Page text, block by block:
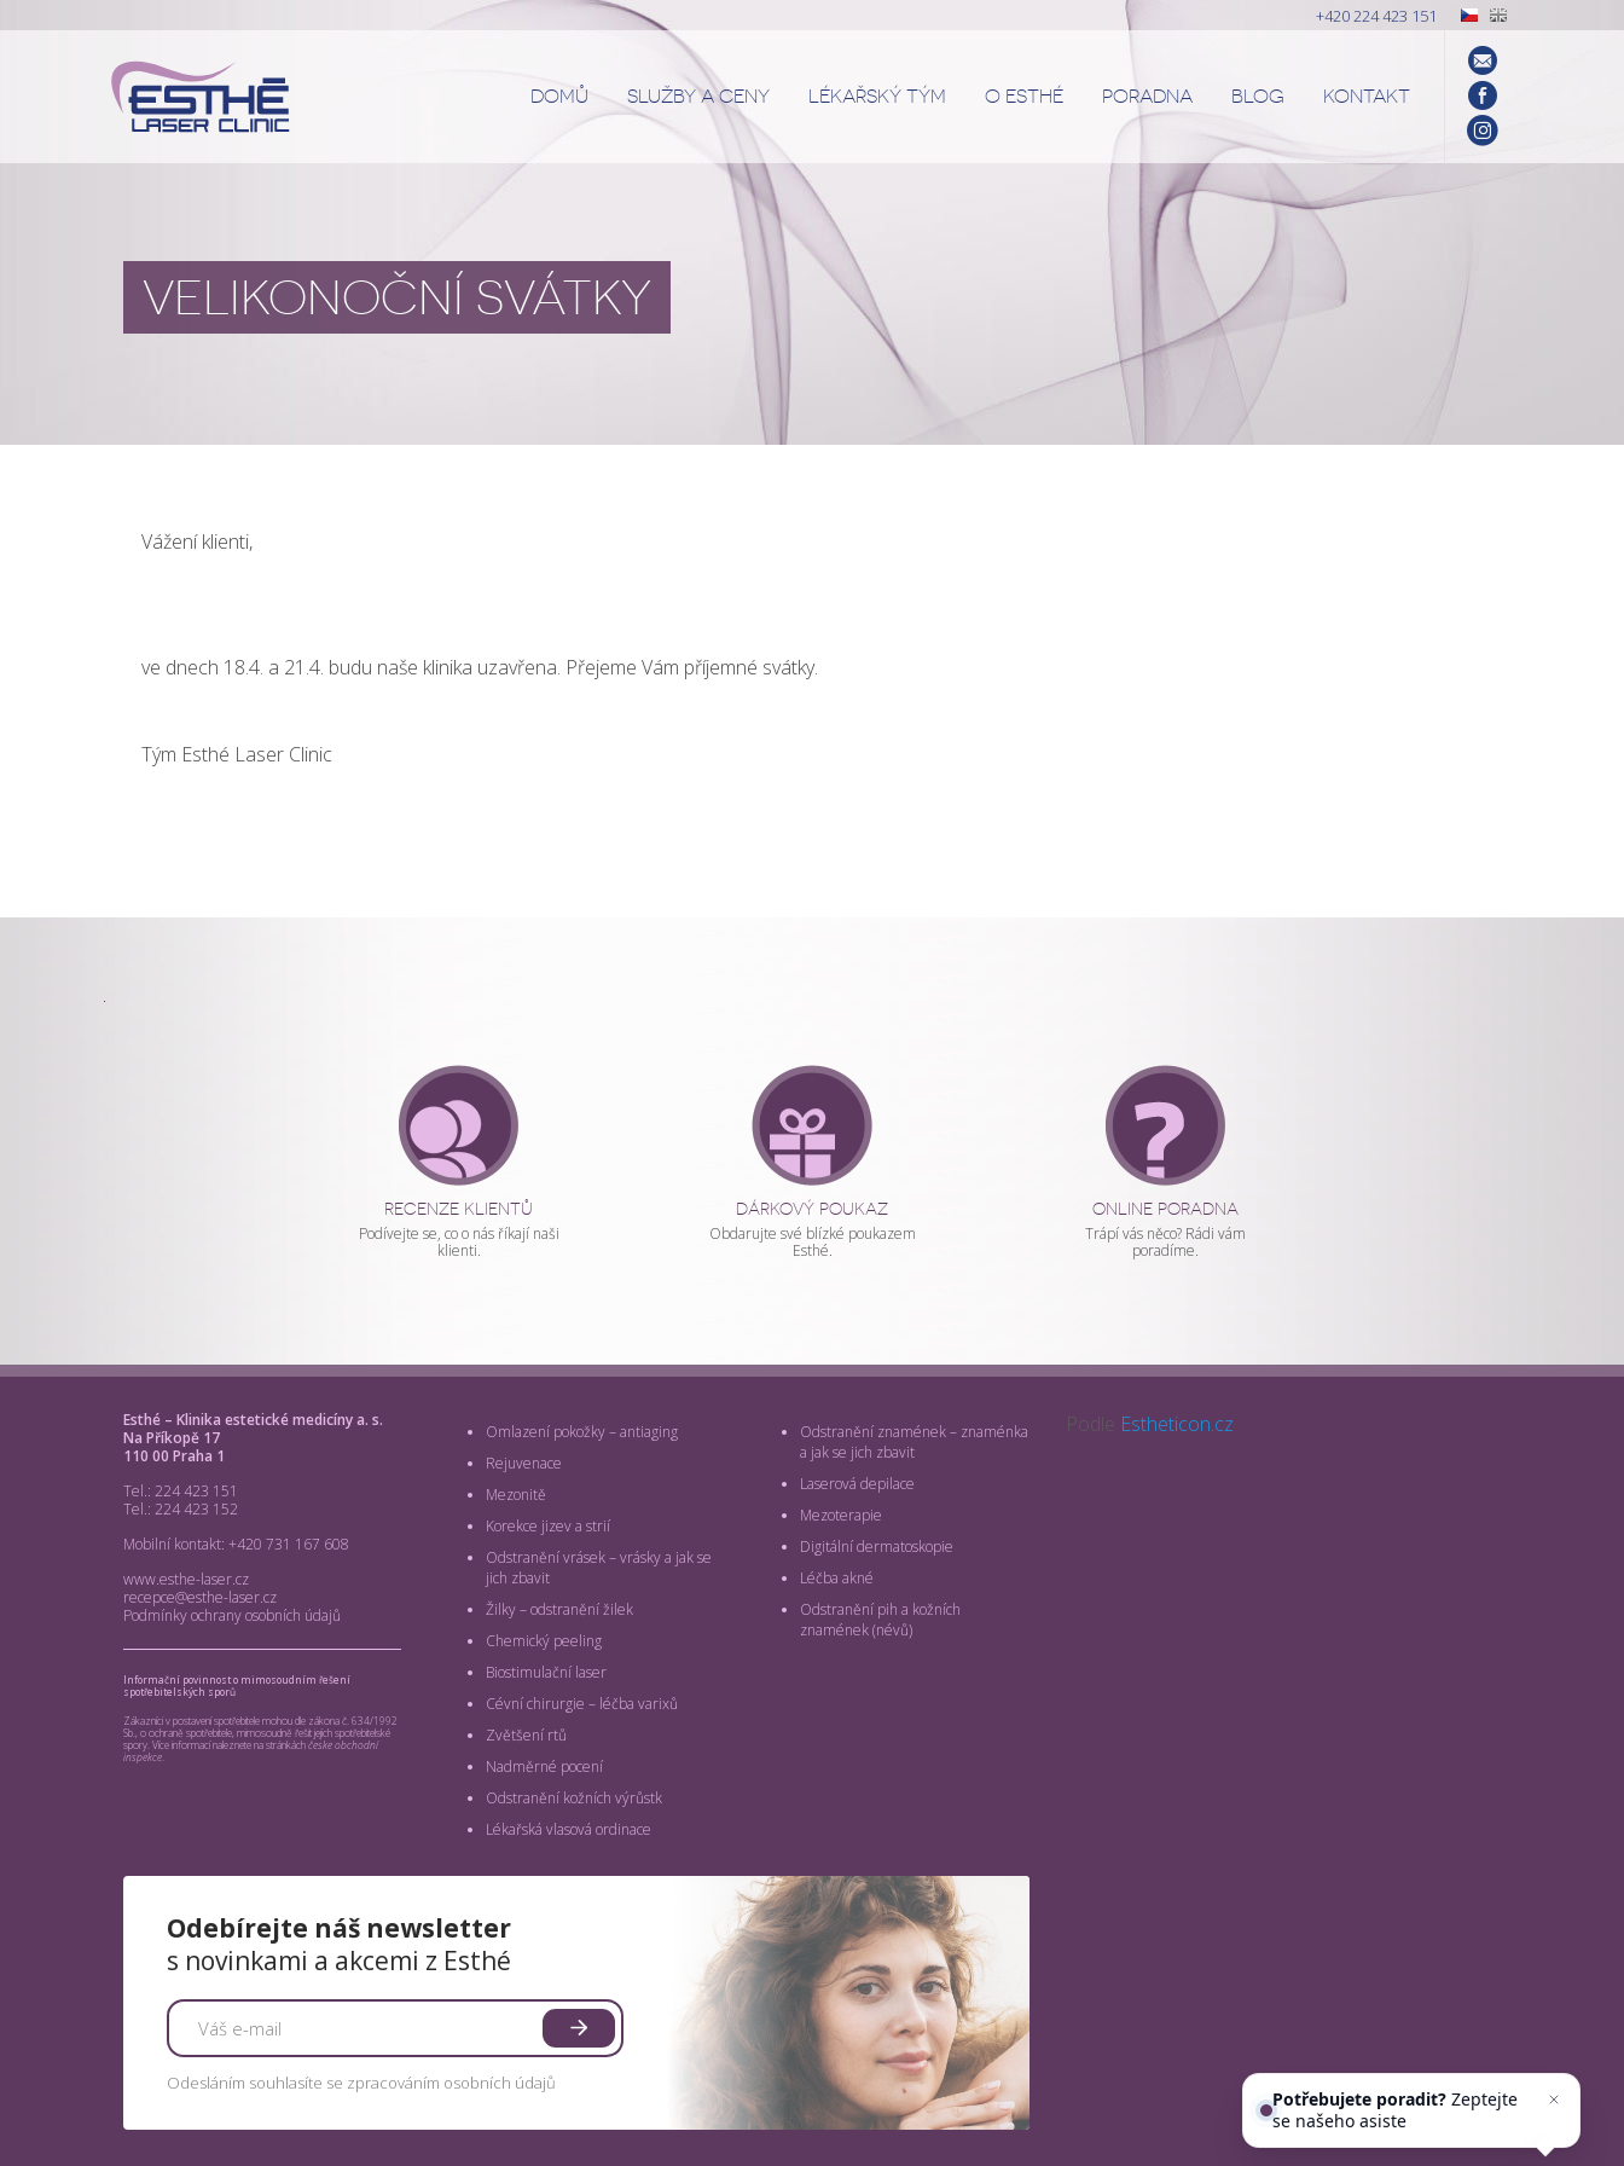
VELIKONOČNÍ SVÁTKY
Vážení klienti,
ve dnech 18.4. a 21.4. budu naše klinika uzavřena. Přejeme Vám příjemné svátky.
Tým Esthé Laser Clinic
PORADNA
RECENZE KLIENTŮ
Podívejte se, co o nás říkají naši
klienti.
DÁRKOVÝ POUKAZ
Obdarujte své blízké poukazem
Esthé.
ONLINE PORADNA
Trápí vás něco? Rádi vám
poradíme.
Esthé – Klinika estetické medicíny a. s.
Na Příkopě 17
110 00 Praha 1
Tel.: 224 423 151
Tel.: 224 423 152
Mobilní kontakt: +420 731 167 608
www.esthe-laser.cz
recepce@esthe-laser.cz
Podmínky ochrany osobních údajů
Informační povinnost o mimosoudním řešení
spotřebitelských sporů
Zákazníci v postavení spotřebitele mohou dle zákona č. 634/1992
Sb., o ochraně spotřebitele, mimosoudně řešit jejich spotřebitelské
spory. Více informací naleznete na stránkáchčeske obchodní
inspekce
Omlazení pokožky – antiaging
Rejuvenace
Mezonitě
Korekce jizev a strií
Odstranění vrásek – vrásky a jak se
jich zbavit
Žilky – odstranění žilek
Chemický peeling
Biostimulační laser
Cévní chirurgie – léčba varixů
Zvětšení rtů
Nadměrné pocení
Odstranění kožních výrůstk
Lékařská vlasová ordinace
Odstranění znamének – znaménka
a jak se jich zbavit
Laserová depilace
Mezoterapie
Digitální dermatoskopie
Léčba akné
Odstranění pih a kožních
znamének (névů)
Odebírejte náš newsletter
s novinkami a akcemi z Esthé
Odesláním souhlasíte se zpracováním osobních údajů
Podle Estheticon.cz
DOMŮ SLUŽBY A CENY LÉKAŘSKÝ TÝM O ESTHÉ PORADNA BLOG KONTAKT
+420 224 423 151
Potřebujete poradit?Zeptejte
se našeho asistenta